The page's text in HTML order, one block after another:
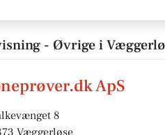
- Øvrige i
ApS
8
Væggerløse